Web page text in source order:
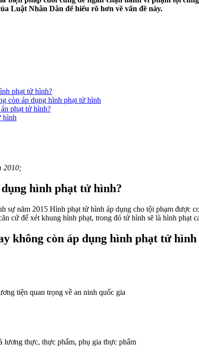
Luật Nhân Dân để hiểu rõ hơn về vấn đề này.
phạt tử hình?
còn áp dụng hình phạt tử hình
phạt tử hình?
hình
2010;
hình phạt tử hình?
sự năm 2015 Hình phạt tử hình áp dụng cho tội phạm được
cứ để xét khung hình phạt, trong đó tử hình sẽ là hình phạt
không còn áp dụng hình phạt tử hình
tiện quan trọng về an ninh quốc gia
lương thực, thực phẩm, phụ gia thực phẩm